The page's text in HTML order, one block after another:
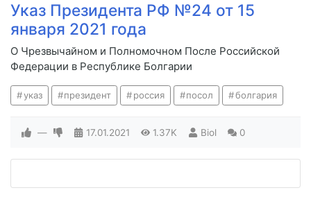
Указ Президента РФ №24 от 15
января 2021 года
О Чрезвычайном и Полномочном После Российской
Федерации в Республике Болгарии
указ президент россия посол болгария
— 17.01.2021 1.37K Biol 0